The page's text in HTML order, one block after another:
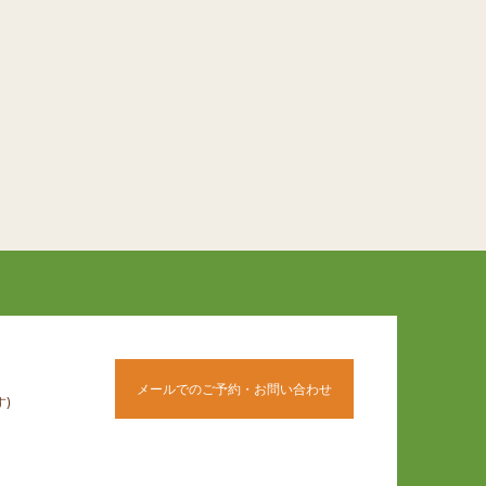
)
メールでのご予約・お問い合わせ